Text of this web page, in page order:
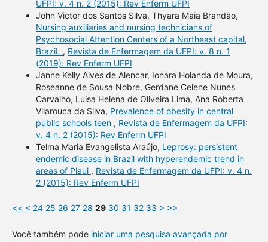
UFPI: v. 4 n. 2 (2015): Rev Enferm UFPI
John Victor dos Santos Silva, Thyara Maia Brandão,
Nursing auxiliaries and nursing technicians of
Psychosocial Attention Centers of a Northeast capital,
BraziL , Revista de Enfermagem da UFPI: v. 8 n. 1
(2019): Rev Enferm UFPI
Janne Kelly Alves de Alencar, Ionara Holanda de Moura,
Roseanne de Sousa Nobre, Gerdane Celene Nunes
Carvalho, Luisa Helena de Oliveira Lima, Ana Roberta
Vilarouca da Silva, Prevalence of obesity in central
public schools teen , Revista de Enfermagem da UFPI:
v. 4 n. 2 (2015): Rev Enferm UFPI
Telma Maria Evangelista Araújo, Leprosy: persistent
endemic disease in Brazil with hyperendemic trend in
areas of Piaui , Revista de Enfermagem da UFPI: v. 4 n.
2 (2015): Rev Enferm UFPI
<< < 24 25 26 27 28 29 30 31 32 33 > >>
Você também pode iniciar uma pesquisa avançada por